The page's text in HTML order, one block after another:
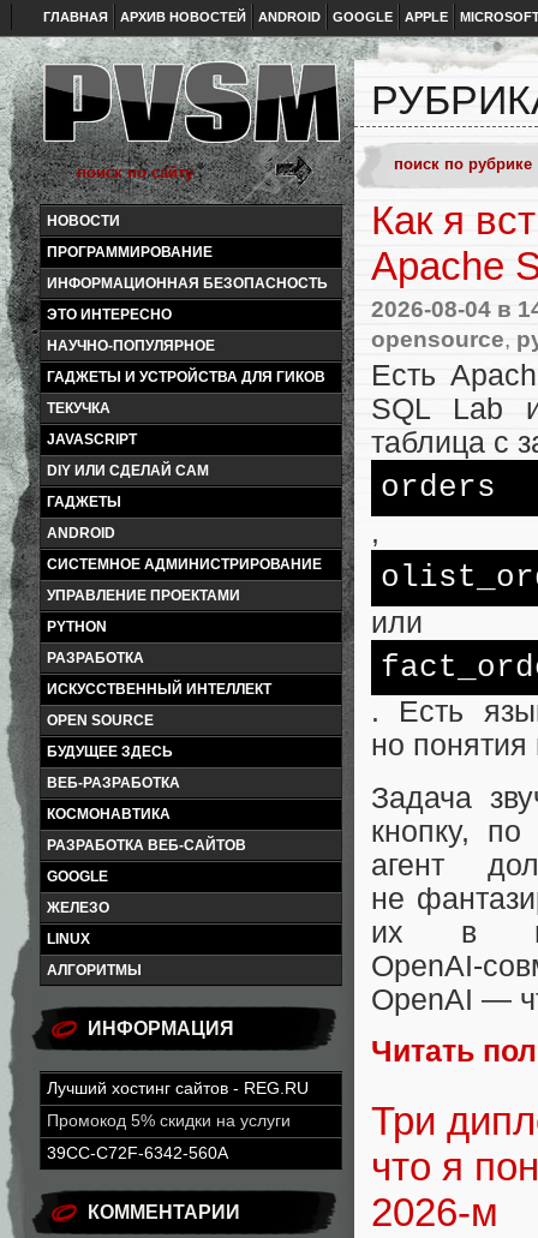
ГЛАВНАЯ АРХИВ НОВОСТЕЙ ANDROID GOOGLE APPLE
НОВОСТИ
ПРОГРАММИРОВАНИЕ
ИНФОРМАЦИОННАЯ БЕЗОПАСНОСТЬ
ЭТО ИНТЕРЕСНО
НАУЧНО-ПОПУЛЯРНОЕ
ГАДЖЕТЫ И УСТРОЙСТВА ДЛЯ ГИКОВ
ТЕКУЧКА
JAVASCRIPT
DIY ИЛИ СДЕЛАЙ САМ
ГАДЖЕТЫ
ANDROID
СИСТЕМНОЕ АДМИНИСТРИРОВАНИЕ
УПРАВЛЕНИЕ ПРОЕКТАМИ
PYTHON
РАЗРАБОТКА
ИСКУССТВЕННЫЙ ИНТЕЛЛЕКТ
OPEN SOURCE
БУДУЩЕЕ ЗДЕСЬ
ВЕБ-РАЗРАБОТКА
КОСМОНАВТИКА
РАЗРАБОТКА ВЕБ-САЙТОВ
GOOGLE
ЖЕЛЕЗО
LINUX
АЛГОРИТМЫ
ИНФОРМАЦИЯ
Лучший хостинг сайтов - REG.RU
Промокод 5% скидки на услуги
39CC-C72F-6342-560A
КОММЕНТАРИИ
Как я
Apache
2026-08-04 в
opensource,
Есть
SQL Lab
таблица с
orders
,
или
. Есть
но
Задача
кнопку,
агент
не
их в
OpenAI —
Читать
Три
что я
2026-м